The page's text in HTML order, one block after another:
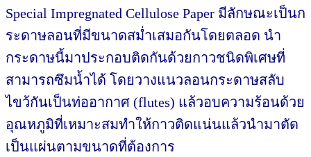
Special Impregnated Cellulose Paper มีลักษณะเป็นก
ระดาษลอนที่มีขนาดสม่ำเสมอกันโดยตลอด นำ
กระดาษนี้มาประกอบติดกันด้วยกาวชนิดพิเศษที่
สามารถซึมน้ำได้ โดยวางแนวลอนกระดาษสลับ
ไขว้กันเป็นท่ออากาศ (flutes) แล้วอบความร้อนด้วย
อุณหภูมิที่เหมาะสมทำให้กาวติดแน่นแล้วนำมาตัด
เป็นแผ่นตามขนาดที่ต้องการ